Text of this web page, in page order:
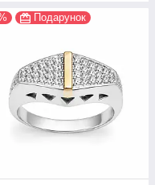
Подарунок